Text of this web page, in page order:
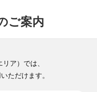
ご案内
ア）では、
ただけます。